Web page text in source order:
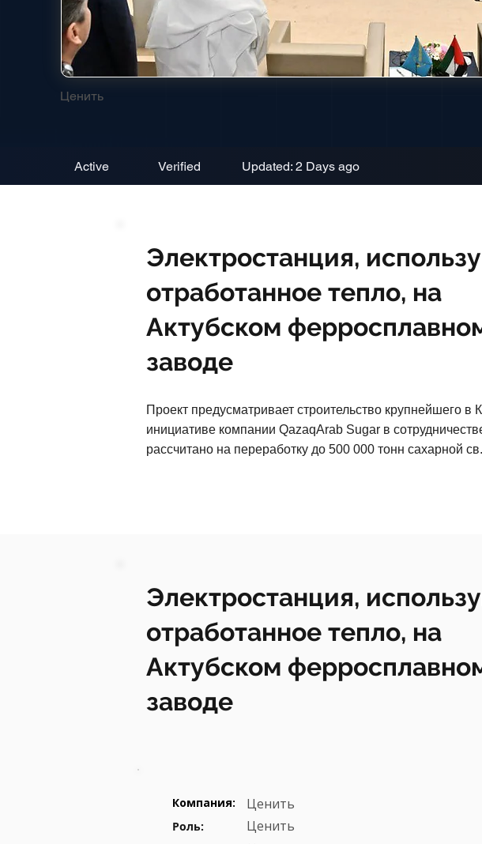
Ценить
Active Verified Updated: 2 Days ago
Электростанция,
отработанное тепло, на
Актубском
заводе
Проект предусматривает строительство крупнейшего
инициативе компании QazaqArab Sugar в
рассчитано на переработку до 500 000 тонн сахарной
Электростанция,
отработанное тепло, на
Актубском
заводе
Компания: Ценить
Роль: Ценить